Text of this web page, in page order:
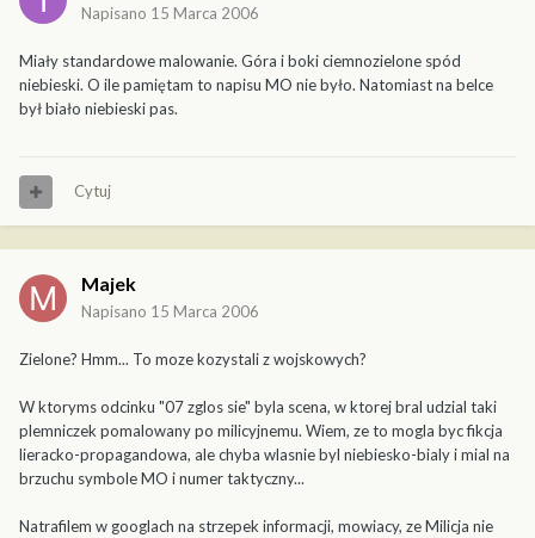
Napisano 15 Marca 2006
Miały standardowe malowanie. Góra i boki ciemnozielone spód
niebieski. O ile pamiętam to napisu MO nie było. Natomiast na belce
był biało niebieski pas.
Cytuj
Majek
Napisano 15 Marca 2006
Zielone? Hmm... To moze kozystali z wojskowych?
W ktoryms odcinku "07 zglos sie" byla scena, w ktorej bral udzial taki
plemniczek pomalowany po milicyjnemu. Wiem, ze to mogla byc fikcja
lieracko-propagandowa, ale chyba wlasnie byl niebiesko-bialy i mial na
brzuchu symbole MO i numer taktyczny...
Natrafilem w googlach na strzepek informacji, mowiacy, ze Milicja nie